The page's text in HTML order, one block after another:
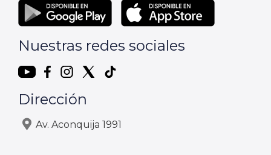
Nuestras redes sociales
Dirección
Av. Aconquija 1991